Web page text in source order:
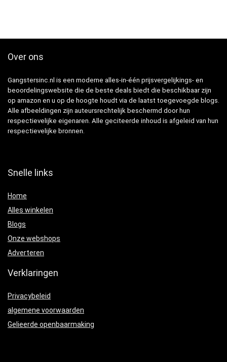
Over ons
Gangstersinc.nl is een moderne alles-in-één prijsvergelijkings- en
beoordelingswebsite die de beste deals biedt die beschikbaar zijn
op amazon en u op de hoogte houdt via de laatst toegevoegde blogs.
Alle afbeeldingen zijn auteursrechtelijk beschermd door hun
respectievelijke eigenaren. Alle geciteerde inhoud is afgeleid van hun
respectievelijke bronnen.
Snelle links
Home
Alles winkelen
Blogs
Onze webshops
Adverteren
Verklaringen
Privacybeleid
algemene voorwaarden
Gelieerde openbaarmaking